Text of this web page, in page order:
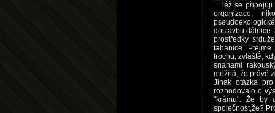
Též se připojuji
organizace,
dostavbu dálnice
prostředky
tahanice.
trochu, zvláště,
snahami
možná, že právě
Jinak otázka
rozhodovalo o
"krámu". Že by
společnost,že?